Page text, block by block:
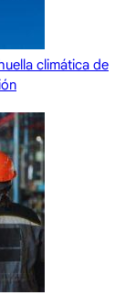
climática de